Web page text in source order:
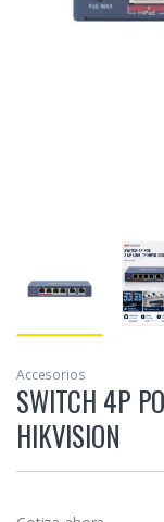
Accesorios
SWITCH 4P
HIKVISION